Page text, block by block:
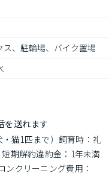
、駐輪場、バイク置場
を送れます
猫1匹まで）飼育時：礼
期解約違約金：1年未満
ンクリーニング費用：